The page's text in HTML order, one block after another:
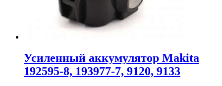
Усиленный аккумулятор Makita
192595-8, 193977-7, 9120, 9133